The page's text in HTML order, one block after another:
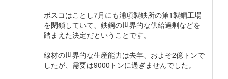
ポスコはことし7月にも浦項製鉄所の第1製鋼工場
を閉鎖していて、鉄鋼の世界的な供給過剰などを
踏まえた決定だということです。
線材の世界的な生産能力は去年、およそ2億トンで
したが、需要は9000トンに過ぎませんでした。